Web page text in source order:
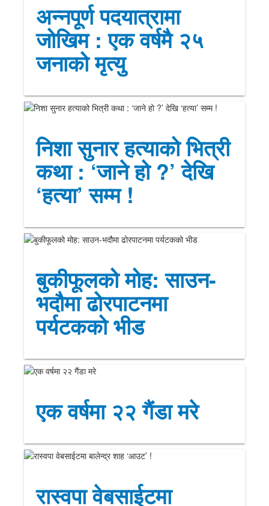
अन्नपूर्ण पदयात्रामा
जोखिम : एक वर्षमै २५
जनाको मृत्यु
निशा सुनार हत्याको भित्री
कथा : ‘जाने हो ?’ देखि
‘हत्या’ सम्म !
बुकीफूलको मोह: साउन-
भदौमा ढोरपाटनमा
पर्यटकको भीड
एक वर्षमा २२ गैंडा मरे
रास्वपा वेबसाईटमा